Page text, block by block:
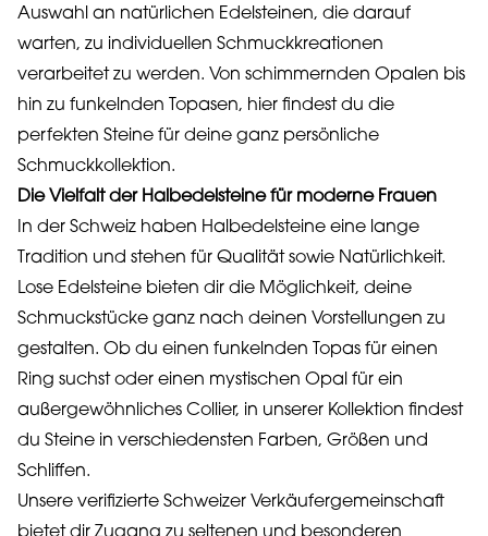
Auswahl an natürlichen Edelsteinen, die darauf
warten, zu individuellen Schmuckkreationen
verarbeitet zu werden. Von schimmernden Opalen bis
hin zu funkelnden Topasen, hier findest du die
perfekten Steine für deine ganz persönliche
Schmuckkollektion.
Die Vielfalt der Halbedelsteine für moderne Frauen
In der Schweiz haben Halbedelsteine eine lange
Tradition und stehen für Qualität sowie Natürlichkeit.
Lose Edelsteine bieten dir die Möglichkeit, deine
Schmuckstücke ganz nach deinen Vorstellungen zu
gestalten. Ob du einen funkelnden Topas für einen
Ring suchst oder einen mystischen Opal für ein
außergewöhnliches Collier, in unserer Kollektion findest
du Steine in verschiedensten Farben, Größen und
Schliffen.
Unsere verifizierte Schweizer Verkäufergemeinschaft